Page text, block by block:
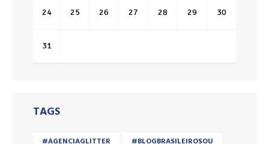
24 25 26 27 28 29 30
31
TAGS
#AGENCIAGLITTER
#BLOGBRASILEIROSOU